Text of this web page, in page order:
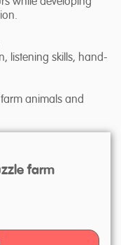
listening skills, hand-
animals and
farm